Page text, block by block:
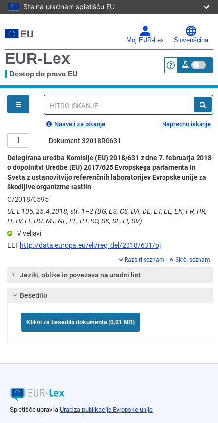
Ste na uradnem spletišču EU
na
glavno
Moj EUR-Lex Slovenščina
EUR-Lex
Dostop do prava EU <a
Nahajate
se
Hitro
Nasveti za iskanje Napredno iskanje
Dokument 32018R0631
Delegirana uredba Komisije (EU) 2018/631 z dne 7. februarja 2018
o dopolnitvi Uredbe (EU) 2017/625 Evropskega parlamenta in
Sveta z ustanovitvijo referenčnih laboratorijev Evropske unije za
škodljive organizme rastlin
C/2018/0595
UL L 105, 25.4.2018, str. 1–2 (BG, ES, CS, DA, DE, ET, EL, EN, FR, HR,
IT, LV, LT, HU, MT, NL, PL, PT, RO, SK, SL, FI, SV)
V veljavi
ELI: http://data.europa.eu/eli/reg_del/2018/631/oj
Razširi seznam Skrči seznam
Jeziki, oblike in povezava na uradni list
Besedilo
Klikni za besedilo dokumenta (0,01 MB)
Spletišče upravlja Urad za publikacije Evropske unije